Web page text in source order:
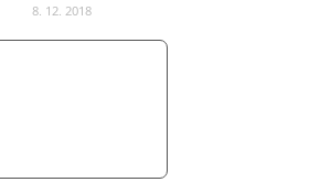
8. 12. 2018